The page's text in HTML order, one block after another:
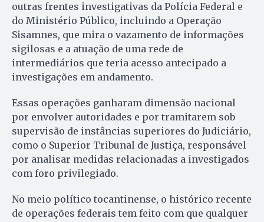
outras frentes investigativas da Polícia Federal e
do Ministério Público, incluindo a Operação
Sisamnes, que mira o vazamento de informações
sigilosas e a atuação de uma rede de
intermediários que teria acesso antecipado a
investigações em andamento.
Essas operações ganharam dimensão nacional
por envolver autoridades e por tramitarem sob
supervisão de instâncias superiores do Judiciário,
como o Superior Tribunal de Justiça, responsável
por analisar medidas relacionadas a investigados
com foro privilegiado.
No meio político tocantinense, o histórico recente
de operações federais tem feito com que qualquer